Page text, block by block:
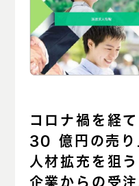
コロナ禍を経
30 億円の売り
人材拡充を狙う
企業からの受